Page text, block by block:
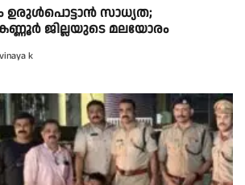
സാധ്യത;
ജില്ലയുടെ മലയോരം
vinaya k